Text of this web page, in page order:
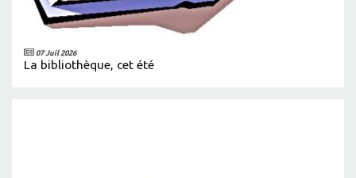
07 Juil 2026
La bibliothèque, cet été